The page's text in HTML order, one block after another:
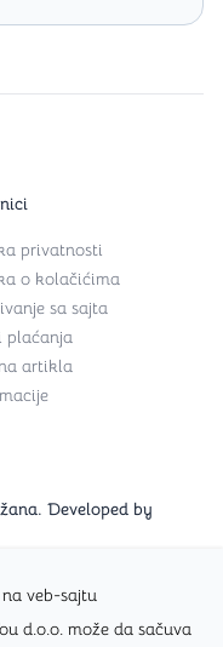
veb-sajtu
d.o.o. može da sačuva
Developed by
privatnosti
o kolačićima
sa sajta
plaćanja
artikla